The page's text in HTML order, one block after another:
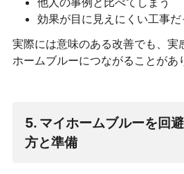
効果が目に見えにくい工事だ
実際には意味のある改善でも、実
ホームブルーにつながることがあ
5. マイホームブルーを回
方と準備